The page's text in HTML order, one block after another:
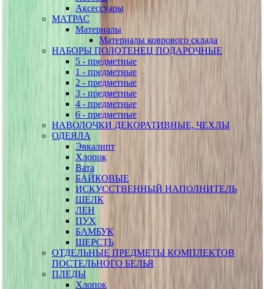
Аксессуары
МАТРАС
Материалы
Материалы коврового склада
НАБОРЫ ПОЛОТЕНЕЦ ПОДАРОЧНЫЕ
5 - предметные
1 - предметные
2 - предметные
3 - предметные
4 - предметные
6 - предметные
НАВОЛОЧКИ ДЕКОРАТИВНЫЕ, ЧЕХЛЫ
ОДЕЯЛА
Эвкалипт
Хлопок
Вата
БАЙКОВЫЕ
ИСКУССТВЕННЫЙ НАПОЛНИТЕЛЬ
ШЕЛК
ЛЕН
ПУХ
БАМБУК
ШЕРСТЬ
ОТДЕЛЬНЫЕ ПРЕДМЕТЫ КОМПЛЕКТОВ
ПОСТЕЛЬНОГО БЕЛЬЯ
ПЛЕДЫ
Хлопок